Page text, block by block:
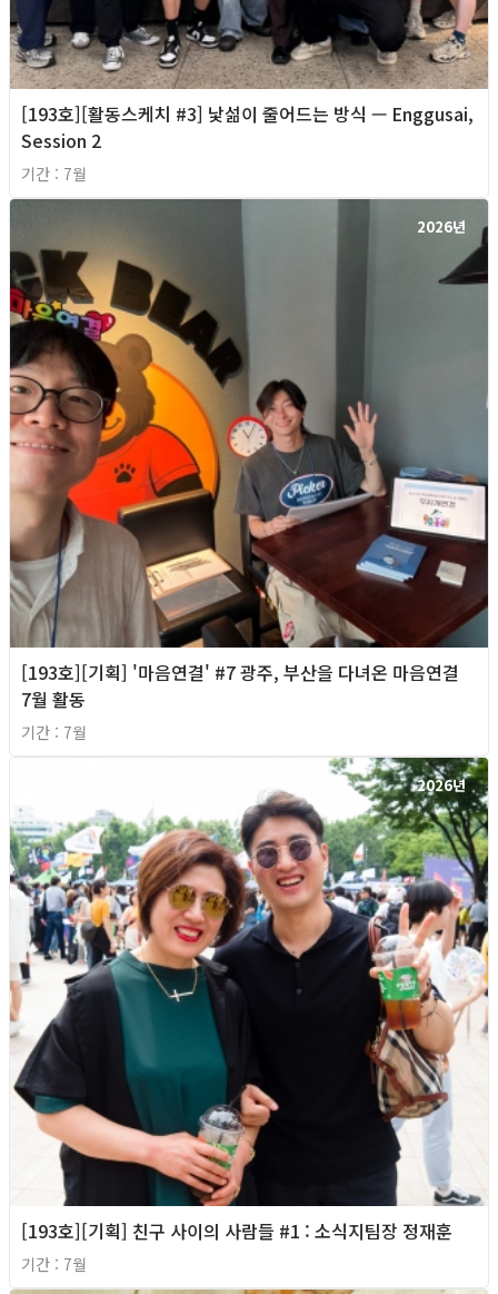
[193호][활동스케치 #3] 낯섦이 줄어드는 방식 — Enggusai,
Session 2
기간 : 7월
2026년
[193호][기획] '마음연결' #7 광주, 부산을 다녀온 마음연결
7월 활동
기간 : 7월
2026년
[193호][기획] 친구 사이의 사람들 #1 : 소식지팀장 정재훈
기간 : 7월